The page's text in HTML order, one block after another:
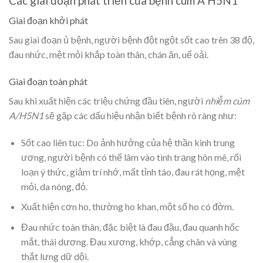
Giai đoạn khởi phát
Sau giai đoạn ủ bệnh, người bệnh đột ngột sốt cao trên 38 độ,
đau nhức, mệt mỏi khắp toàn thân, chán ăn, uể oải.
Giai đoạn toàn phát
Sau khi xuất hiện các triệu chứng đầu tiên, người nhiễm cúm
A/H5N1sẽ gặp các dấu hiệu nhận biết bệnh rõ ràng như:
Sốt cao liên tục: Do ảnh hưởng của hệ thần kinh trung
ương, người bệnh có thể lâm vào tình trạng hôn mê, rối
loạn ý thức, giảm trí nhớ, mất tỉnh táo, đau rát họng, mệt
mỏi, da nóng, đỏ.
Xuất hiện cơn ho, thường ho khan, một số ho có đờm.
Đau nhức toàn thân, đặc biệt là đau đầu, đau quanh hốc
mắt, thái dương. Đau xương, khớp, cẳng chân và vùng
thắt lưng dữ dội.